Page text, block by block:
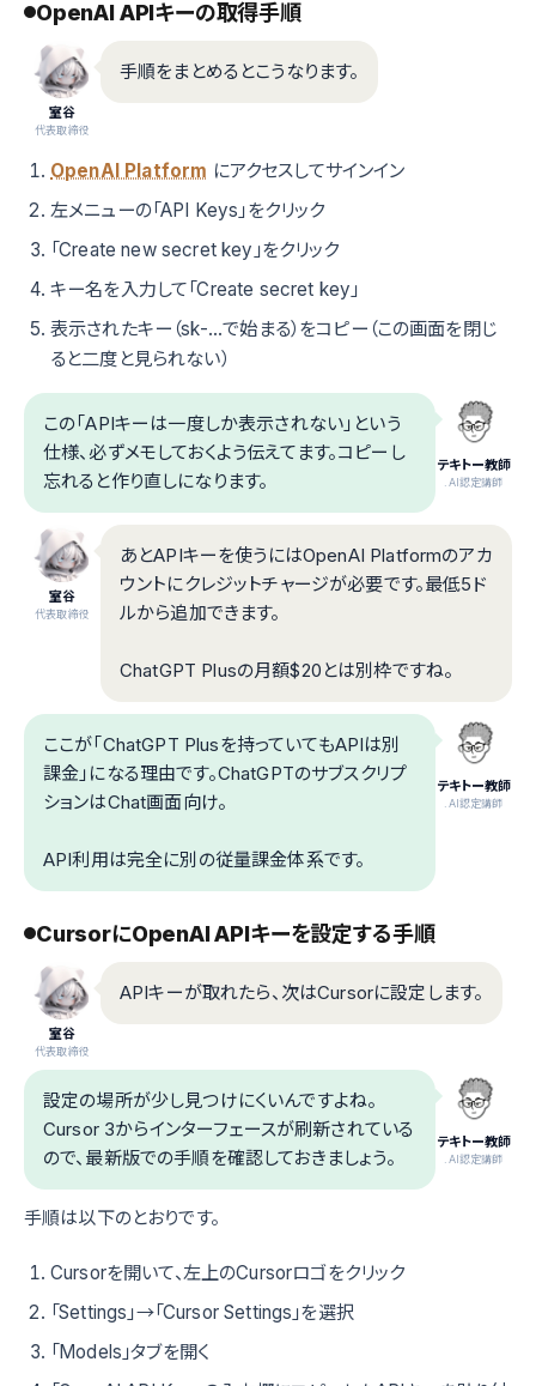
OpenAI APIキーの取得手順
室谷
代表取締役
手順をまとめるとこうなります。
OpenAI Platform にアクセスしてサインイン
左メニューの「API Keys」をクリック
「Create new secret key」をクリック
キー名を入力して「Create secret key」
表示されたキー（sk-...で始まる）をコピー（この画面を閉じ
ると二度と見られない）
テキトー教師
.AI認定講師
この「APIキーは一度しか表示されない」という
仕様、必ずメモしておくよう伝えてます。コピーし
忘れると作り直しになります。
室谷
代表取締役
あとAPIキーを使うにはOpenAI Platformのアカ
ウントにクレジットチャージが必要です。最低5ド
ルから追加できます。
ChatGPT Plusの月額$20とは別枠ですね。
テキトー教師
.AI認定講師
ここが「ChatGPT Plusを持っていてもAPIは別
課金」になる理由です。ChatGPTのサブスクリプ
ションはChat画面向け。
API利用は完全に別の従量課金体系です。
CursorにOpenAI APIキーを設定する手順
室谷
代表取締役
APIキーが取れたら、次はCursorに設定します。
テキトー教師
.AI認定講師
設定の場所が少し見つけにくいんですよね。
Cursor 3からインターフェースが刷新されている
ので、最新版での手順を確認しておきましょう。
手順は以下のとおりです。
Cursorを開いて、左上のCursorロゴをクリック
「Settings」→「Cursor Settings」を選択
「Models」タブを開く